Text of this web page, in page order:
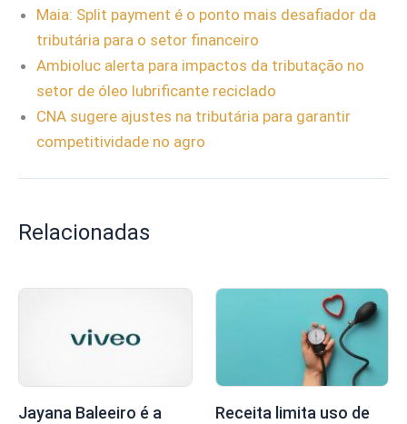
Maia: Split payment é o ponto mais desafiador da
tributária para o setor financeiro
Ambioluc alerta para impactos da tributação no
setor de óleo lubrificante reciclado
CNA sugere ajustes na tributária para garantir
competitividade no agro
Relacionadas
Jayana Baleeiro é a
Receita limita uso de